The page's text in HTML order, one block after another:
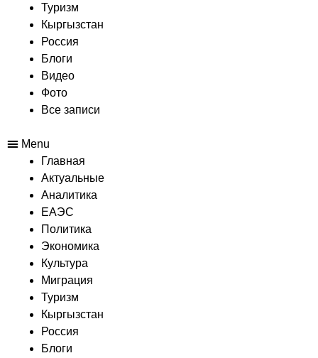
Туризм
Кыргызстан
Россия
Блоги
Видео
Фото
Все записи
Menu
Главная
Актуальные
Аналитика
ЕАЭС
Политика
Экономика
Культура
Миграция
Туризм
Кыргызстан
Россия
Блоги